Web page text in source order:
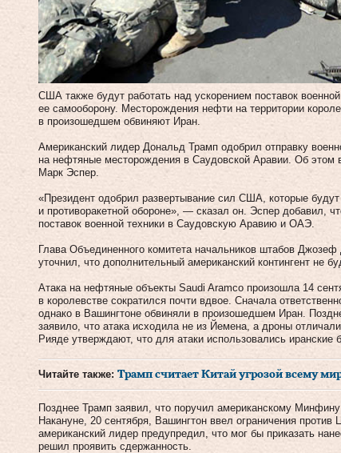
США также будут работать над ускорением поставок
ее самооборону. Месторождения нефти на территории
в произошедшем обвиняют Иран.
Американский лидер Дональд Трамп одобрил отправку
на нефтяные месторождения в Саудовской Аравии. Об
Марк Эспер.
«Президент одобрил развертывание сил США, которые
и противоракетной обороне», — сказал он. Эспер добавил,
поставок военной техники в Саудовскую Аравию и ОАЭ.
Глава Объединенного комитета начальников штабов
уточнил, что дополнительный американский контингент не
Атака на нефтяные объекты Saudi Aramco произошла 14
в королевстве сократился почти вдвое. Сначала
однако в Вашингтоне обвиняли в произошедшем Иран.
заявило, что атака исходила не из Йемена, а дроны
Рияде утверждают, что для атаки использовались иранские
Читайте также: Трамп считает Китай угрозой всему
Позднее Трамп заявил, что поручил американскому
Накануне, 20 сентября, Вашингтон ввел ограничения против
американский лидер предупредил, что мог бы приказать
решил проявить сдержанность.